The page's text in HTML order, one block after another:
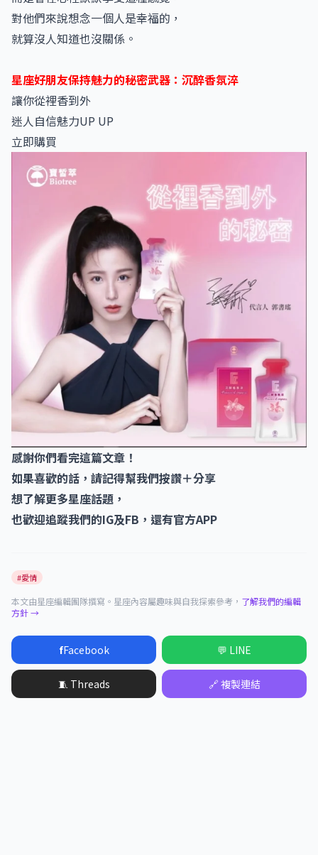
對他們來說想念一個人是幸福的，
就算沒人知道也沒關係。
星座好朋友保持魅力的秘密武器：沉醉香氛淬
讓你從裡香到外
迷人自信魅力UP UP
立即購買
感謝你們看完這篇文章！
如果喜歡的話，請記得幫我們按讚＋分享
想了解更多星座話題，
也歡迎追蹤我們的IG及FB，還有官方APP
#愛情
本文由星座編輯團隊撰寫。星座內容屬趣味與自我探索參考， 了解我們的編輯
方針 →
fFacebook 💬 LINE
🧵 Threads 🔗 複製連結